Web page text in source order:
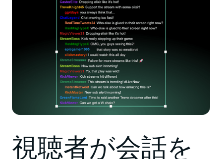
視聴者が会話を